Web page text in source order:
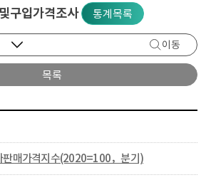
구입가격조사 통계목록
이동
목록
판매가격지수(2020=100，분기)